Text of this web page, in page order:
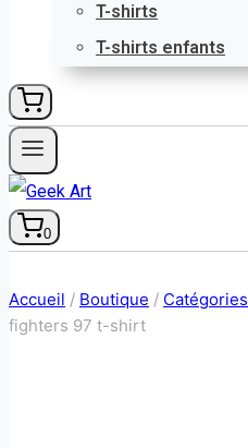
T-shirts
T-shirts enfants
0
Accueil / Boutique / Catégories
fighters 97 t-shirt